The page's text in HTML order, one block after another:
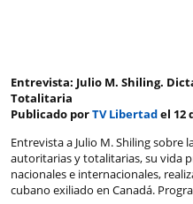
Entrevista: Julio M. Shiling.
Totalitaria
Publicado porTV Libertadel 12
Entrevista a Julio M. Shiling sobre
autoritarias y totalitarias, su vida
nacionales e internacionales,
cubano exiliado en Canadá.